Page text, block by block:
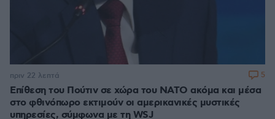
Επίθεση του Πούτιν σε χώρα του ΝΑΤΟ ακόμα και μέσα
στο φθινόπωρο εκτιμούν οι αμερικανικές μυστικές
υπηρεσίες, σύμφωνα με τη WSJ
πριν 22 λεπτά 5